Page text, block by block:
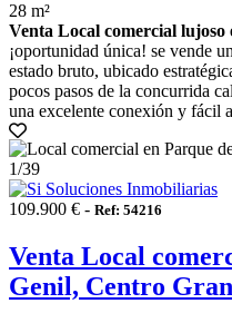
28 m²
Venta Local comercial
¡oportunidad única! se vende
estado bruto, ubicado
pocos pasos de la concurrida
una excelente conexión y fácil
1/39
109.900 € - Ref: 54216
Venta Local
Genil, Centro